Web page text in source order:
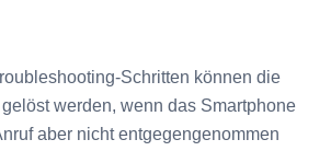
Schritten können die
werden, wenn das Smartphone
aber nicht entgegengenommen